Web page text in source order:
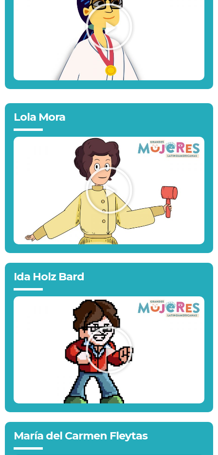
Lola Mora
Ida Holz Bard
María del Carmen Fleytas